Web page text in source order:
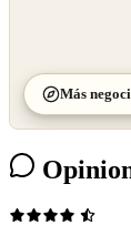
Más